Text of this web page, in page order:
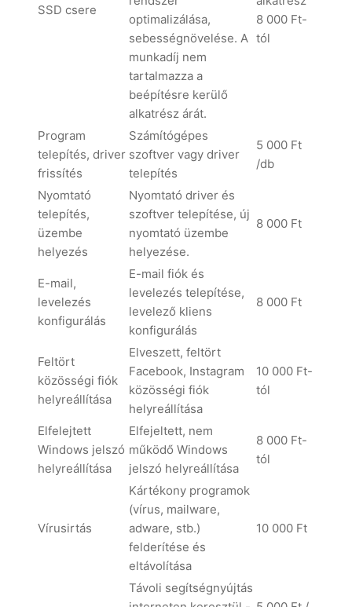
SSD csere
optimalizálása,
sebességnövelése. A
munkadíj nem
tartalmazza a
beépítésre kerülő
alkatrész árát.
8 000 Ft-
tól
Program
telepítés, driver
frissítés
Számítógépes
szoftver vagy driver
telepítés
5 000 Ft
/db
Nyomtató
telepítés,
üzembe
helyezés
Nyomtató driver és
szoftver telepítése, új
nyomtató üzembe
helyezése.
8 000 Ft
E-mail,
levelezés
konfigurálás
E-mail fiók és
levelezés telepítése,
levelező kliens
konfigurálás
8 000 Ft
Feltört
közösségi fiók
helyreállítása
Elveszett, feltört
Facebook, Instagram
közösségi fiók
helyreállítása
10 000 Ft-
tól
Elfelejtett
Windows jelszó
helyreállítása
Elfejeltett, nem
működő Windows
jelszó helyreállítása
8 000 Ft-
tól
Vírusirtás
Kártékony programok
(vírus, mailware,
adware, stb.)
felderítése és
eltávolítása
10 000 Ft
Távoli segítségnyújtás